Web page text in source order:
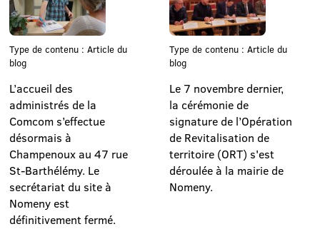
Type de contenu : Article du
blog
L’accueil des
administrés de la
Comcom s’effectue
désormais à
Champenoux au 47 rue
St-Barthélémy. Le
secrétariat du site à
Nomeny est
définitivement fermé.
Type de contenu : Article du
blog
Le 7 novembre dernier,
la cérémonie de
signature de l’Opération
de Revitalisation de
territoire (ORT) s'est
déroulée à la mairie de
Nomeny.